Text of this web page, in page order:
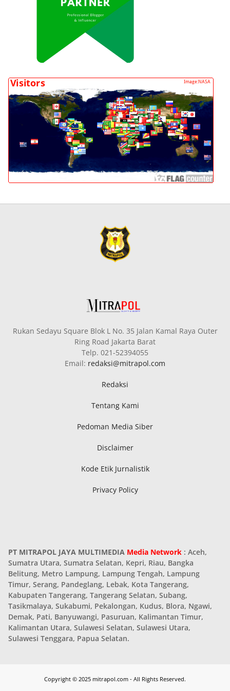
Rukan Sedayu Square Blok L No. 35 Jalan Kamal Raya Outer
Ring Road Jakarta Barat
Telp. 021-52394055
Email: redaksi@mitrapol.com
Redaksi
Tentang Kami
Pedoman Media Siber
Disclaimer
Kode Etik Jurnalistik
Privacy Policy
PT MITRAPOL JAYA MULTIMEDIA Media Network : Aceh,
Sumatra Utara, Sumatra Selatan, Kepri, Riau, Bangka
Belitung, Metro Lampung, Lampung Tengah, Lampung
Timur, Serang, Pandeglang, Lebak, Kota Tangerang,
Kabupaten Tangerang, Tangerang Selatan, Subang,
Tasikmalaya, Sukabumi, Pekalongan, Kudus, Blora, Ngawi,
Demak, Pati, Banyuwangi, Pasuruan, Kalimantan Timur,
Kalimantan Utara, Sulawesi Selatan, Sulawesi Utara,
Sulawesi Tenggara, Papua Selatan.
Copyright © 2025 mitrapol.com - All Rights Reserved.